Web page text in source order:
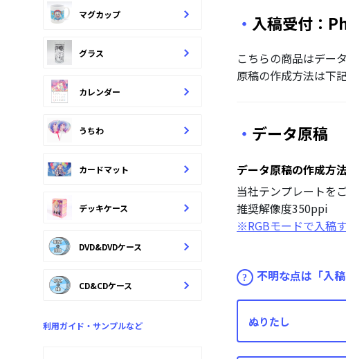
マグカップ
グラス
カレンダー
うちわ
カードマット
デッキケース
DVD&DVDケース
CD&CDケース
利用ガイド・サンプルなど
入稿受付：
こちらの商品はデー
原稿の作成方法は下
データ原稿
データ原稿の作成方
当社テンプレートを
推奨解像度350ppi
※RGBモードで入稿
不明な点は「入
ぬりたし